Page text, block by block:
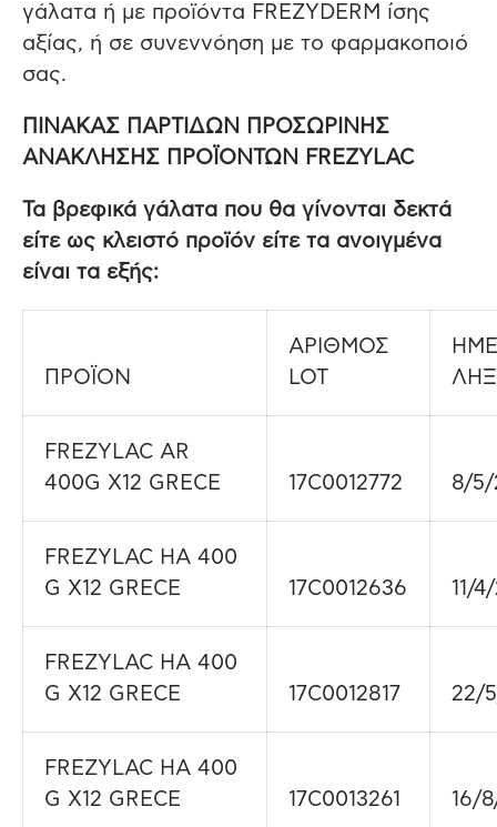
γάλατα ή με προϊόντα FREZYDERM ίσης
αξίας, ή σε συνεννόηση με το φαρμακοποιό
σας.
ΠΙΝΑΚΑΣ ΠΑΡΤΙΔΩΝ ΠΡΟΣΩΡΙΝΗΣ
ΑΝΑΚΛΗΣΗΣ ΠΡΟΪΟΝΤΩΝ FREZYLAC
Τα βρεφικά γάλατα που θα γίνονται δεκτά
είτε ως κλειστό προϊόν είτε τα ανοιγμένα
είναι τα εξής:
ΠΡΟΪΟΝ
ΑΡΙΘΜΟΣ
LOT
FREZYLAC AR
400G X12 GRECE
17C0012772 8/5/
FREZYLAC HA 400
G X12 GRECE
17C0012636 11/
FREZYLAC HA 400
G X12 GRECE
17C0012817 22/
FREZYLAC HA 400
G X12 GRECE
17C0013261 16/